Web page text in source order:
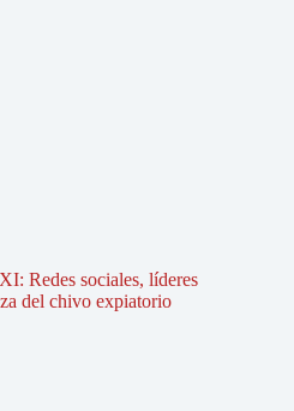
Redes sociales, líderes
del chivo expiatorio